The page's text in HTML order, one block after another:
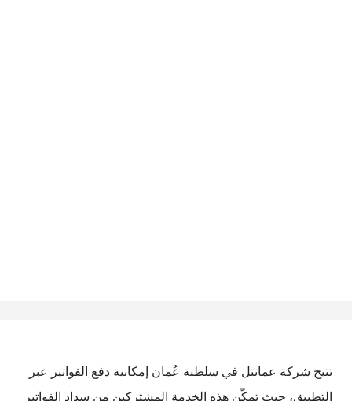
تتيح شركة عمانتل في سلطنة عُمان إمكانية دفع الفواتير عبر
التطبيق، حيث تمكّن هذه الخدمة المشتركين من سداد الفواتير